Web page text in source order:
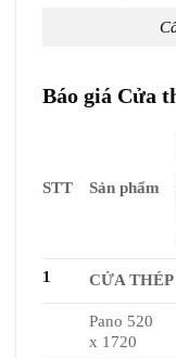
Báo giá Cửa
STT Sản phẩm
1 CỬA
Pano 520
x 1720